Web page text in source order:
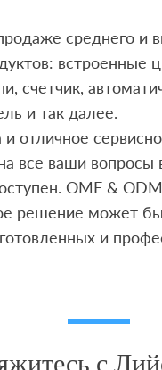
среднего и
встроенные
счетчик,
и так далее.
и отличное
все ваши вопросы
OME &
решение может
и